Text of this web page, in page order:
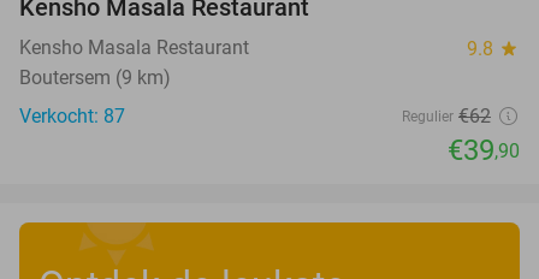
Kensho Masala Restaurant
Kensho Masala Restaurant 9.8 star
Boutersem (9 km)
Verkocht: 87
Regulier €62
€39,90